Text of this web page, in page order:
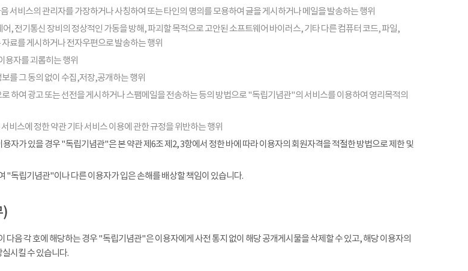
서비스의 관리자를 가장하거나 사칭하여 또는 타인의 명의를 모용하여 글을 게시하거나 메일을 발송하는 행위
, 전기통신 장비의 정상적인 가동을 방해, 파괴할 목적으로 고안된 소프트웨어 바이러스, 기타 다른 컴퓨터 코드, 파일,
료를 게시하거나 전자우편으로 발송하는 행위
용자를 괴롭히는 행위
를 그 동의 없이 수집,저장,공개하는 행위
하여 광고 또는 선전을 게시하거나 스팸메일을 전송하는 등의 방법으로 "독립기념관"의 서비스를 이용하여 영리목적의
비스에 정한 약관 기타 서비스 이용에 관한 규정을 위반하는 행위
자가 있을 경우 "독립기념관"은 본 약관 제6조 제2, 3항에서 정한 바에 따라 이용자의 회원자격을 적절한 방법으로 제한 및
"독립기념관"이나 다른 이용자가 입은 손해를 배상할 책임이 있습니다.
)
다음 각 호에 해당하는 경우 "독립기념관"은 이용자에게 사전 통지 없이 해당 공개게시물을 삭제할 수 있고, 해당 이용자의
시킬 수 있습니다.